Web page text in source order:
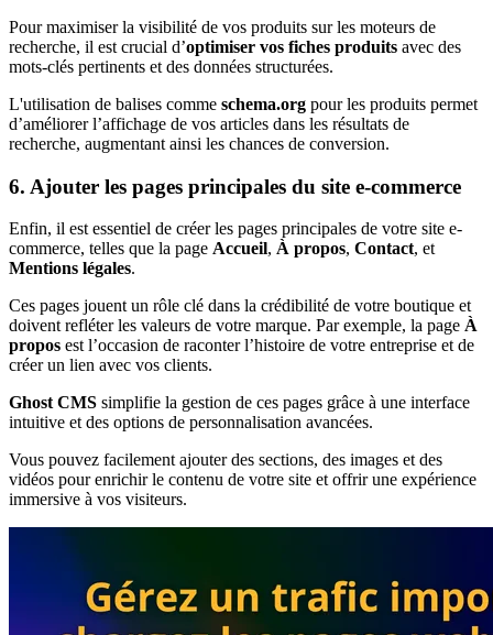
Pour maximiser la visibilité de vos produits sur les moteurs de
recherche, il est crucial d’optimiser vos fiches produits avec des
mots-clés pertinents et des données structurées.
L'utilisation de balises comme schema.org pour les produits permet
d’améliorer l’affichage de vos articles dans les résultats de
recherche, augmentant ainsi les chances de conversion.
6. Ajouter les pages principales du site e-commerce
Enfin, il est essentiel de créer les pages principales de votre site e-
commerce, telles que la page Accueil, À propos, Contact, et
Mentions légales.
Ces pages jouent un rôle clé dans la crédibilité de votre boutique et
doivent refléter les valeurs de votre marque. Par exemple, la page À
propos est l’occasion de raconter l’histoire de votre entreprise et de
créer un lien avec vos clients.
Ghost CMS simplifie la gestion de ces pages grâce à une interface
intuitive et des options de personnalisation avancées.
Vous pouvez facilement ajouter des sections, des images et des
vidéos pour enrichir le contenu de votre site et offrir une expérience
immersive à vos visiteurs.